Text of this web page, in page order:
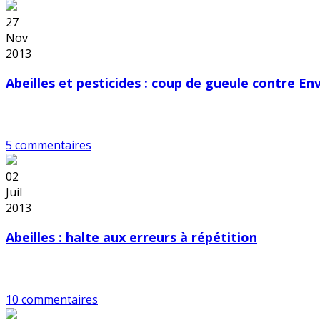
27
Nov
2013
Abeilles et pesticides : coup de gueule contre
5 commentaires
02
Juil
2013
Abeilles : halte aux erreurs à répétition
10 commentaires